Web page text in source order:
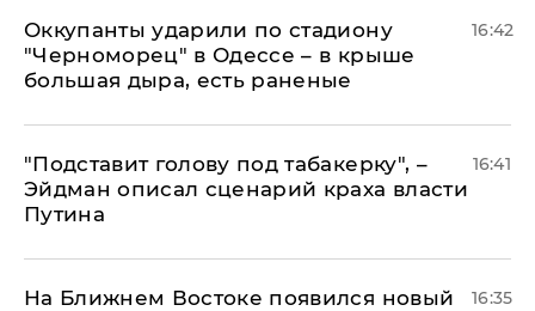
Оккупанты ударили по стадиону
"Черноморец" в Одессе – в крыше
большая дыра, есть раненые
16:42
​"Подставит голову под табакерку", –
Эйдман описал сценарий краха власти
Путина
16:41
На Ближнем Востоке появился новый
16:35